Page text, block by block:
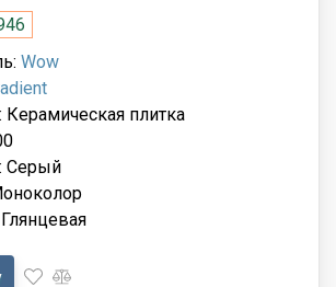
Wow
плитка
Серый